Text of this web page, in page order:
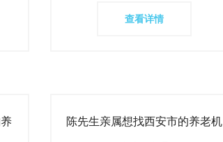
查看详情
陈先生亲属想找西安市的养老机